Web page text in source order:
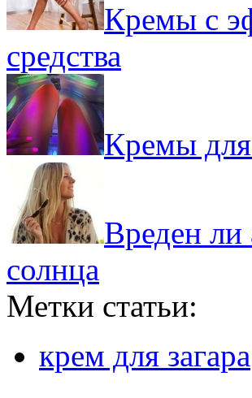
Кремы с
средства
Кремы для
Вреден ли
солнца
Метки статьи:
крем для загара